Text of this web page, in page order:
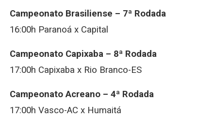
Campeonato Brasiliense – 7ª Rodada
16:00h Paranoá x Capital
Campeonato Capixaba – 8ª Rodada
17:00h Capixaba x Rio Branco-ES
Campeonato Acreano – 4ª Rodada
17:00h Vasco-AC x Humaitá